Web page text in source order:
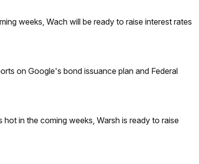
weeks, Wach will be ready to raise interest rates
on Google's bond issuance plan and Federal
in the coming weeks, Warsh is ready to raise